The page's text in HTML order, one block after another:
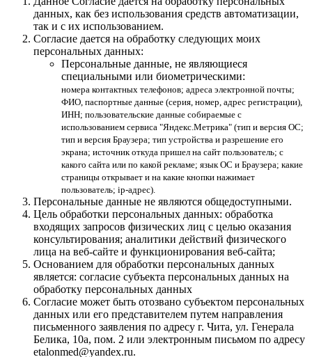
данных, как без использования средств автоматизации,
так и с их использованием.
Согласие дается на обработку следующих моих
персональных данных:
Персональные данные, не являющиеся
специальными или биометрическими:
номера контактных телефонов; адреса электронной почты;
ФИО, паспортные данные (серия, номер, адрес регистрации),
ИНН; пользовательские данные собираемые с
использованием сервиса "Яндекс.Метрика" (тип и версия ОС;
тип и версия Браузера; тип устройства и разрешение его
экрана; источник откуда пришел на сайт пользователь; с
какого сайта или по какой рекламе; язык ОС и Браузера; какие
страницы открывает и на какие кнопки нажимает
пользователь; ip-адрес).
Персональные данные не являются общедоступными.
Цель обработки персональных данных: обработка
входящих запросов физических лиц с целью оказания
консультирования; аналитики действий физического
лица на веб-сайте и функционирования веб-сайта;
Основанием для обработки персональных данных
является: согласие субъекта персональных данных на
обработку персональных данных
Согласие может быть отозвано субъектом персональных
данных или его представителем путем направления
письменного заявления по адресу г. Чита, ул. Генерала
Белика, 10а, пом. 2 или электронным письмом по адресу
etalonmed@yandex.ru.